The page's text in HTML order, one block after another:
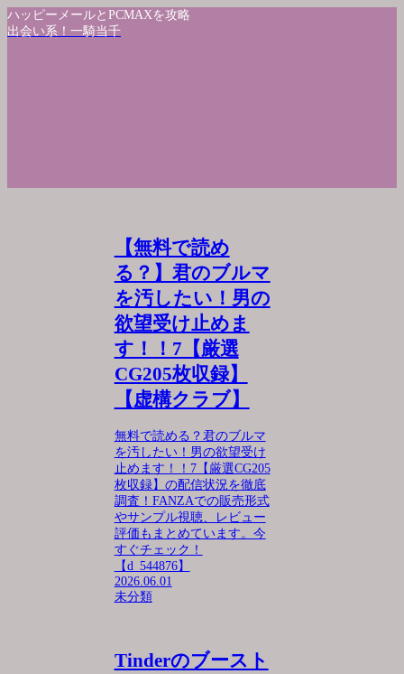
ハッピーメールとPCMAXを攻略
出会い系！一騎当千
【無料で読め
る？】君のブルマ
を汚したい！男の
欲望受け止めま
す！！7【厳選
CG205枚収録】
【虚構クラブ】
無料で読める？君のブルマ
を汚したい！男の欲望受け
止めます！！7【厳選CG205
枚収録】の配信状況を徹底
調査！FANZAでの販売形式
やサンプル視聴、レビュー
評価もまとめています。今
すぐチェック！
【d_544876】
2026.06.01
未分類
Tinderのブースト